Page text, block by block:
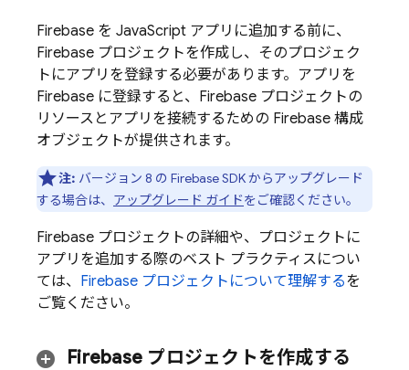
Firebase を JavaScript アプリに追加する前に、
Firebase プロジェクトを作成し、そのプロジェク
トにアプリを登録する必要があります。アプリを
Firebase に登録すると、Firebase プロジェクトの
リソースとアプリを接続するための Firebase 構成
オブジェクトが提供されます。
注: バージョン 8 の Firebase SDK からアップグレード
する場合は、 アップグレード ガイドをご確認ください。
Firebase プロジェクトの詳細や、プロジェクトに
アプリを追加する際のベスト プラクティスについ
ては、 Firebase プロジェクトについて理解するを
ご覧ください。
Firebase プロジェクトを作成する